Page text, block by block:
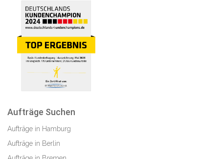
Aufträge Suchen
Aufträge in Hamburg
Aufträge in Berlin